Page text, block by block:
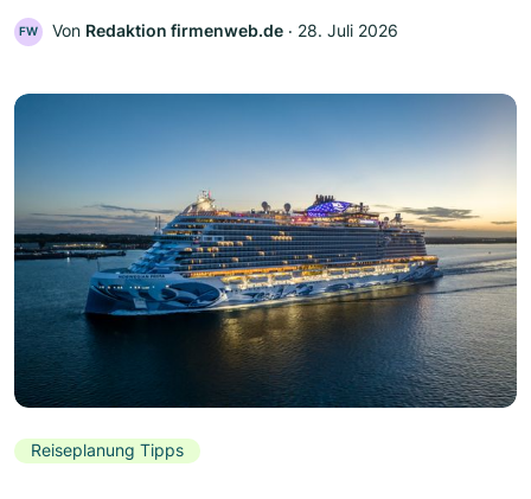
FW Von Redaktion firmenweb.de ‧ 28. Juli 2026
Reiseplanung Tipps